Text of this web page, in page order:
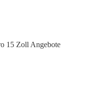
15 Zoll Angebote